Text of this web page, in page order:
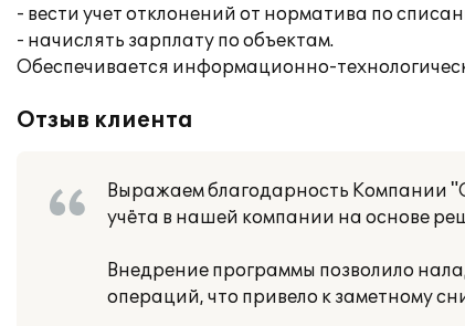
- вести учет отклонений от норматива по
- начислять зарплату по объектам.
Обеспечивается информационно-
Отзыв клиента
Выражаем благодарность Компании
учёта в нашей компании на основе
Внедрение программы позволило
операций, что привело к заметному